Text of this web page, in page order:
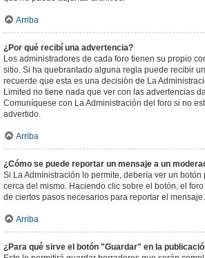
Arriba
¿Por qué recibí una advertencia?
Los administradores de cada foro tienen su propio
sitio. Si ha quebrantado alguna regla puede recibir
recuerde que esta es una decisión de La
Limited no tiene nada que ver con las advertencias
Comuníquese con La Administración del foro si no
advertido.
Arriba
¿Cómo se puede reportar un mensaje a un
Si La Administración lo permite, debería ver un
cerca del mismo. Haciendo clic sobre el botón, el
de ciertos pasos necesarios para reportar el mensaje.
Arriba
¿Para qué sirve el botón "Guardar" en la